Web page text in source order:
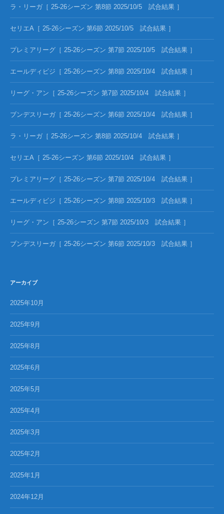
ラ・リーガ［ 25-26シーズン 第8節 2025/10/5 試合結果 ］
セリエA［ 25-26シーズン 第6節 2025/10/5 試合結果 ］
プレミアリーグ［ 25-26シーズン 第7節 2025/10/5 試合結果 ］
エールディビジ［ 25-26シーズン 第8節 2025/10/4 試合結果 ］
リーグ・アン［ 25-26シーズン 第7節 2025/10/4 試合結果 ］
ブンデスリーガ［ 25-26シーズン 第6節 2025/10/4 試合結果 ］
ラ・リーガ［ 25-26シーズン 第8節 2025/10/4 試合結果 ］
セリエA［ 25-26シーズン 第6節 2025/10/4 試合結果 ］
プレミアリーグ［ 25-26シーズン 第7節 2025/10/4 試合結果 ］
エールディビジ［ 25-26シーズン 第8節 2025/10/3 試合結果 ］
リーグ・アン［ 25-26シーズン 第7節 2025/10/3 試合結果 ］
ブンデスリーガ［ 25-26シーズン 第6節 2025/10/3 試合結果 ］
アーカイブ
2025年10月
2025年9月
2025年8月
2025年6月
2025年5月
2025年4月
2025年3月
2025年2月
2025年1月
2024年12月